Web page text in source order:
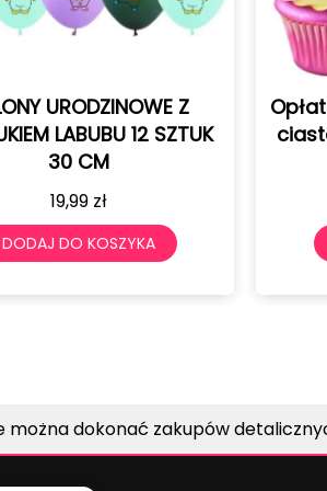
na muffinki babeczki
Labubu monster
LABU-BU 15 sztuk
12,99
DODAJ DO KOSZYKA
dokonać zakupów